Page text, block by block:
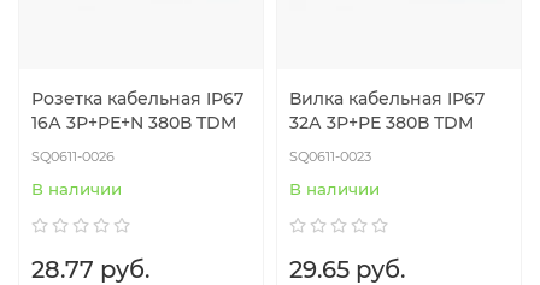
Розетка кабельная IP67
16А 3Р+РЕ+N 380В TDM
SQ0611-0026
В наличии
28.77 руб.
Вилка кабельная IP67
32А 3Р+РЕ 380В TDM
SQ0611-0023
В наличии
29.65 руб.